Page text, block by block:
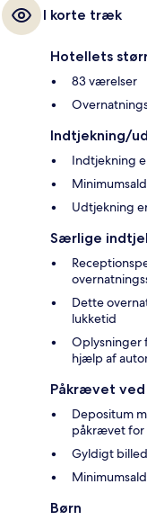
I korte træk
Hotellets
83 værelser
Indtjekning/
Indtjekning
Udtjekning
Særlige
Dette
lukketid
Oplysninger
hjælp af
Påkrævet
Depositum
påkrævet
Gyldigt
Børn